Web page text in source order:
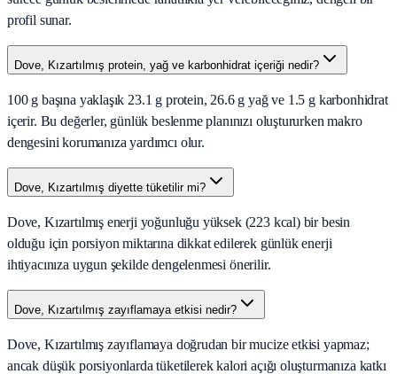
profil sunar.
Dove, Kızartılmış protein, yağ ve karbonhidrat içeriği nedir?
100 g başına yaklaşık 23.1 g protein, 26.6 g yağ ve 1.5 g karbonhidrat
içerir. Bu değerler, günlük beslenme planınızı oluştururken makro
dengesini korumanıza yardımcı olur.
Dove, Kızartılmış diyette tüketilir mi?
Dove, Kızartılmış enerji yoğunluğu yüksek (223 kcal) bir besin
olduğu için porsiyon miktarına dikkat edilerek günlük enerji
ihtiyacınıza uygun şekilde dengelenmesi önerilir.
Dove, Kızartılmış zayıflamaya etkisi nedir?
Dove, Kızartılmış zayıflamaya doğrudan bir mucize etkisi yapmaz;
ancak düşük porsiyonlarda tüketilerek kalori açığı oluşturmanıza katkı